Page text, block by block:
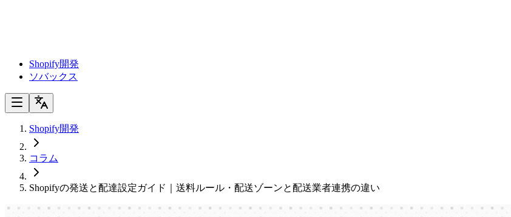
Shopify開発
ソバックス
Shopify開発
コラム
Shopifyの発送と配達設定ガイド｜送料ルール・配送ゾーンと配送業者連携の違い